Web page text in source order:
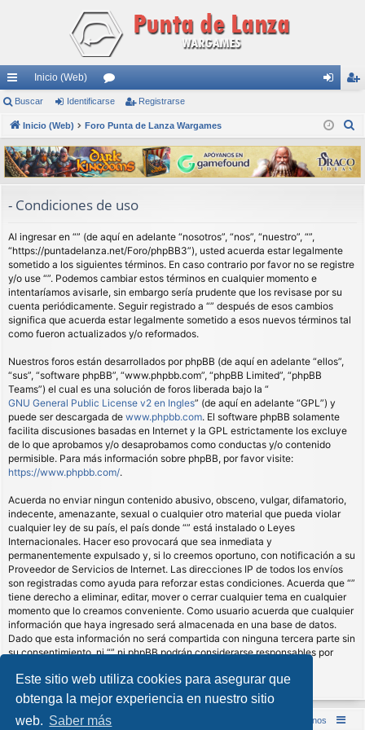
Este sitio web utiliza cookies para asegurar que
obtenga la mejor experiencia en nuestro sitio
web. Saber más
nl
ac
es
rá
s
Inicio (Web)
or
os nti
fic
ar
ist
ra
rs
Buscar Identificarse Registrarse
Inicio (Web) Foro Punta de Lanza Wargames
s
c
- Condiciones de uso
Al ingresar en “” (de aquí en adelante “nosotros”, “nos”, “nuestro”, “”,
“https://puntadelanza.net/Foro/phpBB3”), usted acuerda estar legalmente
sometido a los siguientes términos. En caso contrario por favor no se registre
y/o use “”. Podemos cambiar estos términos en cualquier momento e
intentaríamos avisarle, sin embargo sería prudente que los revisase por su
cuenta periódicamente. Seguir registrado a “” después de esos cambios
significa que acuerda estar legalmente sometido a esos nuevos términos tal
como fueron actualizados y/o reformados.
Nuestros foros están desarrollados por phpBB (de aquí en adelante “ellos”,
“sus”, “software phpBB”, “www.phpbb.com”, “phpBB Limited”, “phpBB
Teams”) el cual es una solución de foros liberada bajo la “
GNU General Public License v2 en Ingles” (de aquí en adelante “GPL”) y
puede ser descargada de www.phpbb.com. El software phpBB solamente
facilita discusiones basadas en Internet y la GPL estrictamente los excluye
de lo que aprobamos y/o desaprobamos como conductas y/o contenido
permisible. Para más información sobre phpBB, por favor visite:
https://www.phpbb.com/.
Acuerda no enviar ningun contenido abusivo, obsceno, vulgar, difamatorio,
indecente, amenazante, sexual o cualquier otro material que pueda violar
cualquier ley de su país, el país donde “” está instalado o Leyes
Internacionales. Hacer eso provocará que sea inmediata y
permanentemente expulsado y, si lo creemos oportuno, con notificación a su
Proveedor de Servicios de Internet. Las direcciones IP de todos los envíos
son registradas como ayuda para reforzar estas condiciones. Acuerda que “”
tiene derecho a eliminar, editar, mover o cerrar cualquier tema en cualquier
momento que lo creamos conveniente. Como usuario acuerda que cualquier
información que haya ingresado será almacenada en una base de datos.
Dado que esta información no será compartida con ninguna tercera parte sin
su consentimiento, ni “” ni phpBB podrán considerarse responsables por
comprometidos.
Inicio (Web) Foro Punta de Lanza Wargames Contáctenos